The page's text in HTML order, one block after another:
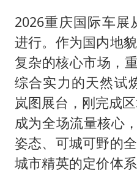
中
多
2026重庆国际车展
进行。作为国内地
复杂的核心市场，
综合实力的天然试
岚图展台，刚完成
成为全场流量核心
姿态、可城可野的
城市精英的定价体